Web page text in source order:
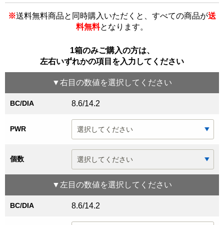
※送料無料商品と同時購入いただくと、すべての商品が送
料無料となります。
1箱のみご購入の方は、
左右いずれかの項目を入力してください
▼右目 の数値を選択してください
BC/DIA 8.6/14.2
PWR
個数
▼左目 の数値を選択してください
BC/DIA 8.6/14.2